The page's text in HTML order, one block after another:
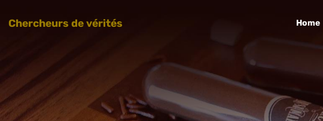
Chercheurs de vérités Home